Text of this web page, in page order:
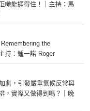
哋能捱得住！｜主持：馬
the
持：鍾一諾 Roger
劇，引發嚴重氣候反常與
，實際又做得到嗎？｜晚